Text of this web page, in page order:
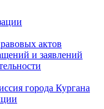
актов
и заявлений
города Кургана